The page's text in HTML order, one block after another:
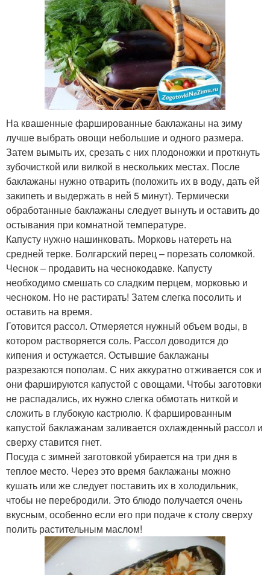
На квашенные фаршированные баклажаны на зиму
лучше выбрать овощи небольшие и одного размера.
Затем вымыть их, срезать с них плодоножки и проткнуть
зубочисткой или вилкой в нескольких местах. После
баклажаны нужно отварить (положить их в воду, дать ей
закипеть и выдержать в ней 5 минут). Термически
обработанные баклажаны следует вынуть и оставить до
остывания при комнатной температуре.
Капусту нужно нашинковать. Морковь натереть на
средней терке. Болгарский перец – порезать соломкой.
Чеснок – продавить на чеснокодавке. Капусту
необходимо смешать со сладким перцем, морковью и
чесноком. Но не растирать! Затем слегка посолить и
оставить на время.
Готовится рассол. Отмеряется нужный объем воды, в
котором растворяется соль. Рассол доводится до
кипения и остужается. Остывшие баклажаны
разрезаются пополам. С них аккуратно отживается сок и
они фаршируются капустой с овощами. Чтобы заготовки
не распадались, их нужно слегка обмотать ниткой и
сложить в глубокую кастрюлю. К фаршированным
капустой баклажанам заливается охлажденный рассол и
сверху ставится гнет.
Посуда с зимней заготовкой убирается на три дня в
теплое место. Через это время баклажаны можно
кушать или же следует поставить их в холодильник,
чтобы не перебродили. Это блюдо получается очень
вкусным, особенно если его при подаче к столу сверху
полить растительным маслом!